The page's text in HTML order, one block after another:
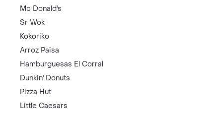
Mc Donald's
Sr Wok
Kokoriko
Arroz Paisa
Hamburguesas El Corral
Dunkin' Donuts
Pizza Hut
Little Caesars